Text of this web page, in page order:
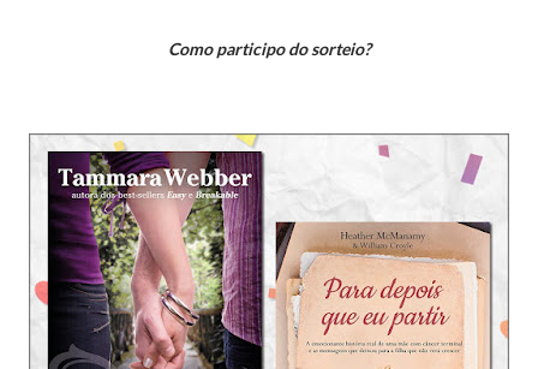
Como participo do sorteio?